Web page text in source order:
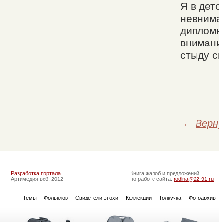
Я в
стыду
←
Разработка портала
Артимедия веб, 2012
Книга жалоб и предложений
по работе сайта: rodina@22-91.ru
Темы Фольклор Свидетели эпохи Коллекции Толкучка Фотоархив